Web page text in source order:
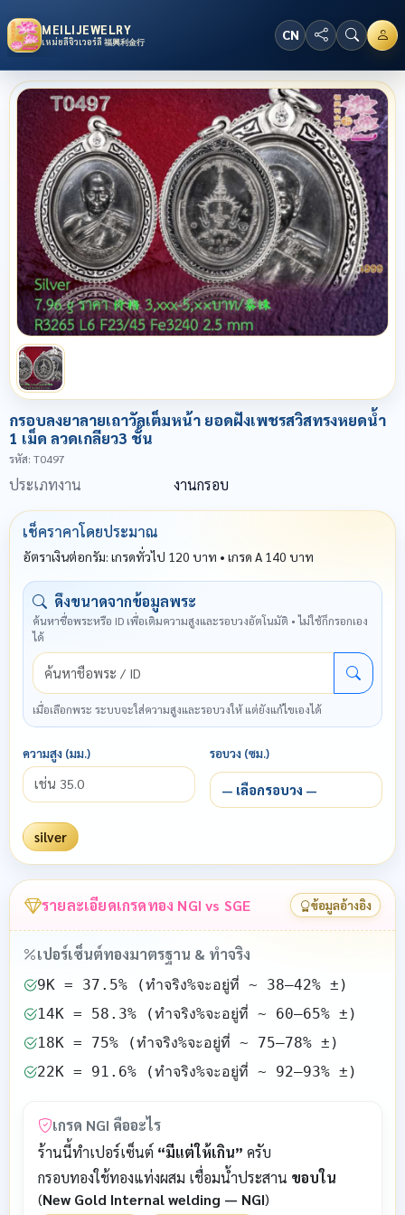
MEILIJEWELRY
เหม่ยลี่จิวเวอร์ลี่ 福興利金行 CN
กรอบลงยาลายเถาวัลเต็มหน้า ยอดฝังเพชรสวิสทรงหยดน้ำ
1 เม็ด ลวดเกลียว3 ชั้น
รหัส: T0497
ประเภทงาน งานกรอบ
เช็คราคาโดยประมาณ
อัตราเงินต่อกรัม: เกรดทั่วไป 120 บาท • เกรด A140 บาท
ดึงขนาดจากข้อมูลพระ
ค้นหาชื่อพระหรือ ID เพื่อเติมความสูงและรอบวงอัตโนมัติ • ไม่ใช้ก็กรอกเอง
ได้
เมื่อเลือกพระ ระบบจะใส่ความสูงและรอบวงให้ แต่ยังแก้ไขเองได้
ความสูง (มม.) รอบวง (ซม.)
— เลือกรอบวง —
silver
รายละเอียดเกรดทอง NGI vs SGE ข้อมูลอ้างอิง
เปอร์เซ็นต์ทองมาตรฐาน & ทำจริง
9K = 37.5% (ทำจริง%จะอยู่ที่ ~ 38–42% ±)
14K = 58.3% (ทำจริง%จะอยู่ที่ ~ 60–65% ±)
18K = 75% (ทำจริง%จะอยู่ที่ ~ 75–78% ±)
22K = 91.6% (ทำจริง%จะอยู่ที่ ~ 92–93% ±)
เกรด NGI คืออะไร
ร้านนี้ทำเปอร์เซ็นต์ “มีแต่ให้เกิน” ครับ
กรอบทองใช้ทองแท่งผสม เชื่อมน้ำประสาน ขอบใน
(New Gold Internal welding — NGI)